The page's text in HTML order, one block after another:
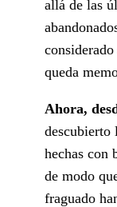
allá de las
queda
Ahora,
descubierto
hechas con
de modo
fraguado